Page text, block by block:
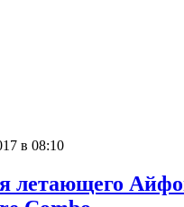
в 08:10
летающего